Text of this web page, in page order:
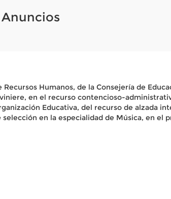
Anuncios
Humanos, de la Consejería de
en el recurso contencioso-
Educativa, del recurso de alzada
en la especialidad de Música, en